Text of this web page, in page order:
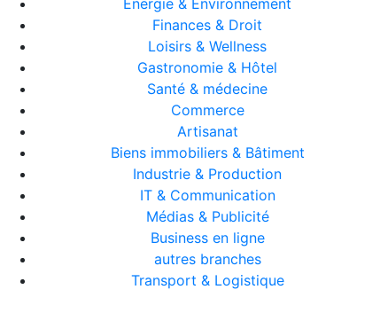
Energie & Environnement
Finances & Droit
Loisirs & Wellness
Gastronomie & Hôtel
Santé & médecine
Commerce
Artisanat
Biens immobiliers & Bâtiment
Industrie & Production
IT & Communication
Médias & Publicité
Business en ligne
autres branches
Transport & Logistique